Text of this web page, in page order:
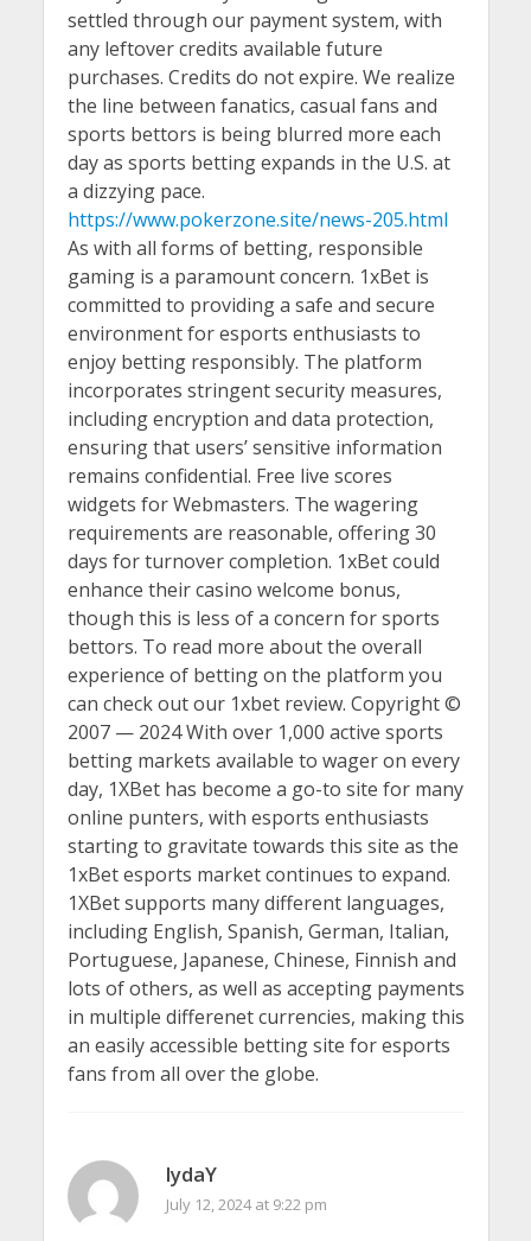
settled through our payment system, with
any leftover credits available future
purchases. Credits do not expire. We realize
the line between fanatics, casual fans and
sports bettors is being blurred more each
day as sports betting expands in the U.S. at
a dizzying pace.
https://www.pokerzone.site/news-205.html
As with all forms of betting, responsible
gaming is a paramount concern. 1xBet is
committed to providing a safe and secure
environment for esports enthusiasts to
enjoy betting responsibly. The platform
incorporates stringent security measures,
including encryption and data protection,
ensuring that users’ sensitive information
remains confidential. Free live scores
widgets for Webmasters. The wagering
requirements are reasonable, offering 30
days for turnover completion. 1xBet could
enhance their casino welcome bonus,
though this is less of a concern for sports
bettors. To read more about the overall
experience of betting on the platform you
can check out our 1xbet review. Copyright ©
2007 — 2024 With over 1,000 active sports
betting markets available to wager on every
day, 1XBet has become a go-to site for many
online punters, with esports enthusiasts
starting to gravitate towards this site as the
1xBet esports market continues to expand.
1XBet supports many different languages,
including English, Spanish, German, Italian,
Portuguese, Japanese, Chinese, Finnish and
lots of others, as well as accepting payments
in multiple differenet currencies, making this
an easily accessible betting site for esports
fans from all over the globe.
lydaY
July 12, 2024 at 9:22 pm